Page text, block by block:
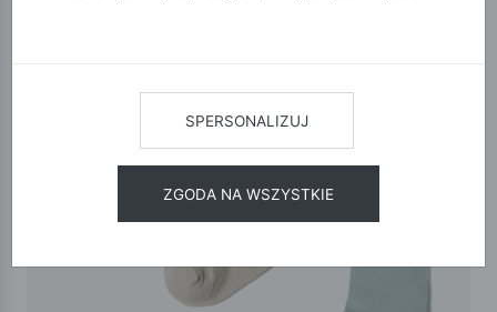
SPERSONALIZUJ
ZGODA NA WSZYSTKIE